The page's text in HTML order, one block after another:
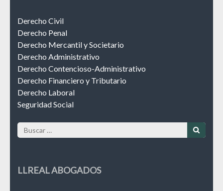
Derecho Civil
Derecho Penal
Derecho Mercantil y Societario
Derecho Administrativo
Derecho Contencioso-Administrativo
Derecho Financiero y Tributario
Derecho Laboral
Seguridad Social
Buscar:
LLREAL ABOGADOS